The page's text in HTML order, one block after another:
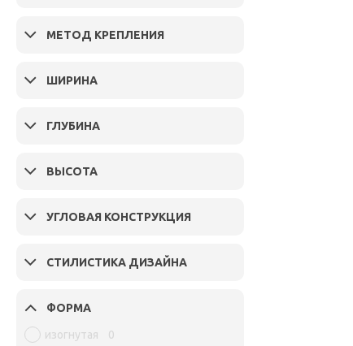
МЕТОД КРЕПЛЕНИЯ
ШИРИНА
ГЛУБИНА
ВЫСОТА
УГЛОВАЯ КОНСТРУКЦИЯ
СТИЛИСТИКА ДИЗАЙНА
ФОРМА
изогнутая
0